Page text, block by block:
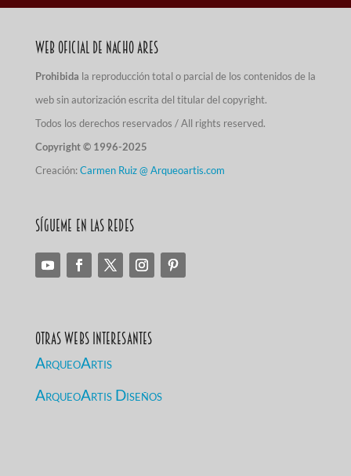
Web Oficial de Nacho Ares
Prohibida la reproducción total o parcial de los contenidos de la
web sin autorización escrita del titular del copyright.
Todos los derechos reservados / All rights reserved.
Copyright © 1996-2025
Creación:Carmen Ruiz @ Arqueoartis.com
Sígueme en las redes
Otras Webs Interesantes
ArqueoArtis
ArqueoArtis Diseños